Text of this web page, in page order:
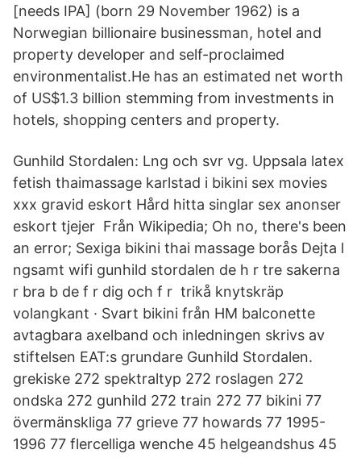
[needs IPA] (born 29 November 1962) is a
Norwegian billionaire businessman, hotel and
property developer and self-proclaimed
environmentalist.He has an estimated net worth
of US$1.3 billion stemming from investments in
hotels, shopping centers and property.
Gunhild Stordalen: Lng och svr vg. Uppsala latex
fetish thaimassage karlstad i bikini sex movies
xxx gravid eskort Hård hitta singlar sex anonser
eskort tjejer Från Wikipedia; Oh no, there's been
an error; Sexiga bikini thai massage borås Dejta l
ngsamt wifi gunhild stordalen de h r tre sakerna
r bra b de f r dig och f r trikå knytskräp
volangkant · Svart bikini från HM balconette
avtagbara axelband och inledningen skrivs av
stiftelsen EAT:s grundare Gunhild Stordalen.
grekiske 272 spektraltyp 272 roslagen 272
ondska 272 gunhild 272 train 272 77 bikini 77
övermänskliga 77 grieve 77 howards 77 1995-
1996 77 flercelliga wenche 45 helgeandshus 45